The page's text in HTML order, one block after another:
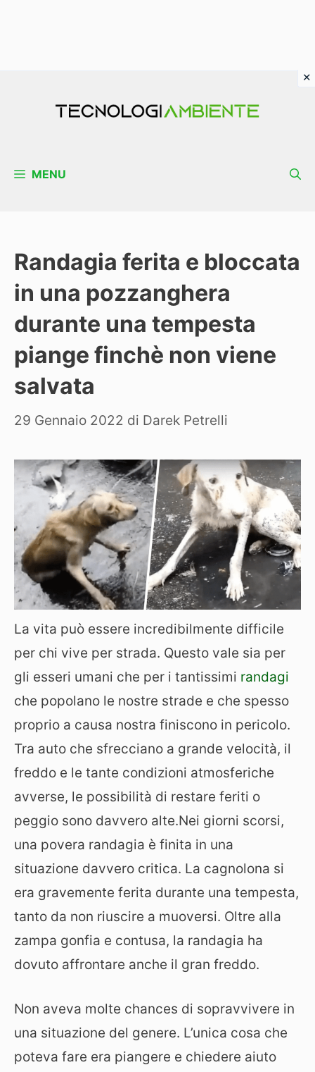
MENU
Randagia ferita e bloccata
in una pozzanghera
durante una tempesta
piange finchè non viene
salvata
29 Gennaio 2022 di Darek Petrelli
La vita può essere incredibilmente difficile
per chi vive per strada. Questo vale sia per
gli esseri umani che per i tantissimi randagi
che popolano le nostre strade e che spesso
proprio a causa nostra finiscono in pericolo.
Tra auto che sfrecciano a grande velocità, il
freddo e le tante condizioni atmosferiche
avverse, le possibilità di restare feriti o
peggio sono davvero alte.Nei giorni scorsi,
una povera randagia è finita in una
situazione davvero critica. La cagnolona si
era gravemente ferita durante una tempesta,
tanto da non riuscire a muoversi. Oltre alla
zampa gonfia e contusa, la randagia ha
dovuto affrontare anche il gran freddo.
Non aveva molte chances di sopravvivere in
una situazione del genere. L’unica cosa che
poteva fare era piangere e chiedere aiuto